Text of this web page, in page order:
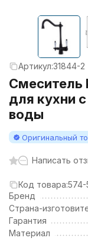
Артикул:31844-2
Смеситель
для кухни
воды
Оригинальный
Написать
Код товара:574-
Бренд
Страна-
Гарантия
Материал